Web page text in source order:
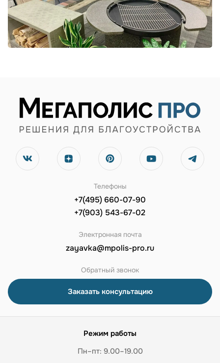
Телефоны
+7(495) 660-07-90
+7(903) 543-67-02
Электронная почта
zayavka@mpolis-pro.ru
Обратный звонок
Заказать консультацию
Режим работы
Пн–пт: 9.00–19.00